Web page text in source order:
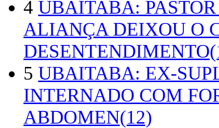
4 UBAITABA:
ALIANÇA DEIXOU O
5 UBAITABA: EX-
INTERNADO COM
ABDOMEN(12)